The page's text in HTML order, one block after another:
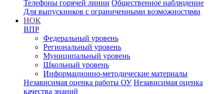
Телефоны горячей линии Общественное наблюдение
Для выпускников с ограниченными возможностями
НОК
ВПР
Федеральный уровень
Региональный уровень
Муниципальный уровень
Школьный уровень
Информационно-методические материалы
Независимая оценка работы ОУ Независимая оценка
качества знаний